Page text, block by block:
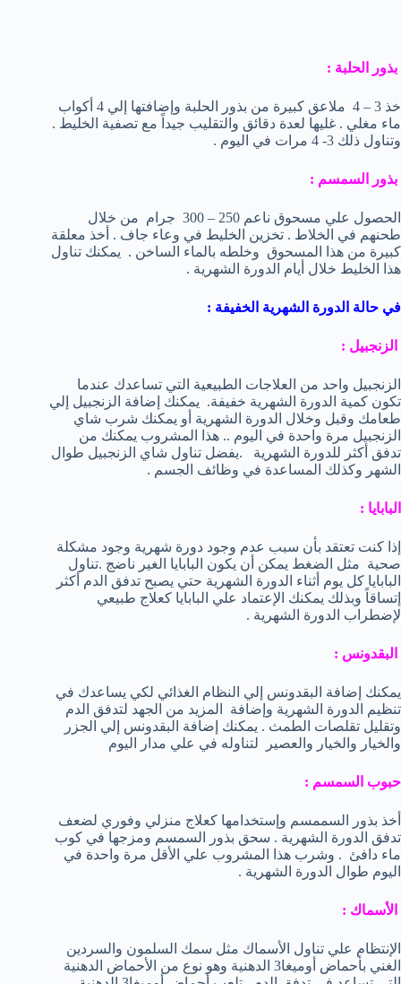
بذور الحلبة :
خذ 3 – 4 ملاعق كبيرة من بذور الحلبة وإضافتها إلي 4 أكواب
ماء مغلي . غليها لعدة دقائق والتقليب جيداً مع تصفية الخليط .
وتناول ذلك 3- 4 مرات في اليوم .
بذور السمسم :
الحصول علي مسحوق ناعم 250 – 300 جرام من خلال
طحنهم في الخلاط . تخزين الخليط في وعاء جاف . أخذ معلقة
كبيرة من هذا المسحوق وخلطه بالماء الساخن . يمكنك تناول
هذا الخليط خلال أيام الدورة الشهرية .
في حالة الدورة الشهرية الخفيفة :
الزنجبيل :
الزنجبيل واحد من العلاجات الطبيعية التي تساعدك عندما
تكون كمية الدورة الشهرية خفيفة. يمكنك إضافة الزنجبيل إلي
طعامك وقبل وخلال الدورة الشهرية أو يمكنك شرب شاي
الزنجبيل مرة واحدة في اليوم .. هذا المشروب يمكنك من
تدفق أكثر للدورة الشهرية .يفضل تناول شاي الزنجبيل طوال
الشهر وكذلك المساعدة في وظائف الجسم .
البابايا :
إذا كنت تعتقد بأن سبب عدم وجود دورة شهرية وجود مشكلة
صحية مثل الضغط يمكن أن يكون البابايا الغير ناضج .تناول
البابايا كل يوم أثناء الدورة الشهرية حتي يصبح تدفق الدم أكثر
إتساقاً وبذلك يمكنك الإعتماد علي البابايا كعلاج طبيعي
لإضطراب الدورة الشهرية .
البقدونس :
يمكنك إضافة البقدونس إلي النظام الغذائي لكي يساعدك في
تنظيم الدورة الشهرية وإضافة المزيد من الجهد لتدفق الدم
وتقليل تقلصات الطمث . يمكنك إضافة البقدونس إلي الجزر
والخيار والخيار والعصير لتناوله في علي مدار اليوم
حبوب السمسم :
أخذ بذور السممسم وإستخدامها كعلاج منزلي وفوري لضعف
تدفق الدورة الشهرية . سحق بذور السمسم ومزجها في كوب
ماء دافئ . وشرب هذا المشروب علي الأقل مرة واحدة في
اليوم طوال الدورة الشهرية .
الأسماك :
الإنتظام علي تناول الأسماك مثل سمك السلمون والسردين
الغني بأحماض أوميغا3 الدهنية وهو نوع من الأحماض الدهنية